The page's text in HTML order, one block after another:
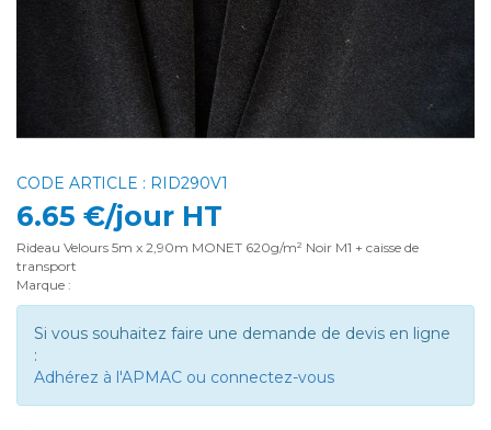
CODE ARTICLE : RID290V1
6.65 €/jour HT
Rideau Velours 5m x 2,90m MONET 620g/m² Noir M1 + caisse de
transport
Marque :
Si vous souhaitez faire une demande de devis en ligne
:
Adhérez à l'APMAC ou connectez-vous